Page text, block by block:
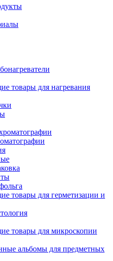
товары для нагревания
товары для герметизации и
товары для микроскопии
альбомы для предметных